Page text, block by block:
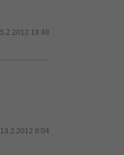
5.2.2012 18:48
13.2.2012 8:04